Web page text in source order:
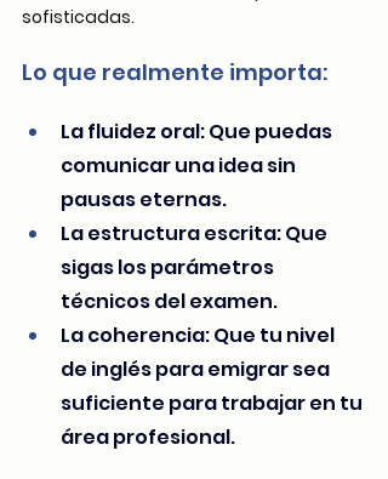
sofisticadas.
Lo que realmente importa:
La fluidez oral: Que puedas
comunicar una idea sin
pausas eternas.
La estructura escrita: Que
sigas los parámetros
técnicos del examen.
La coherencia: Que tu nivel
de inglés para emigrar sea
suficiente para trabajar en tu
área profesional.